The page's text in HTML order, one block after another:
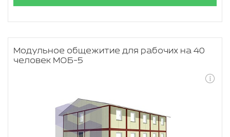
Модульное общежитие для рабочих на 40
человек МОБ-5